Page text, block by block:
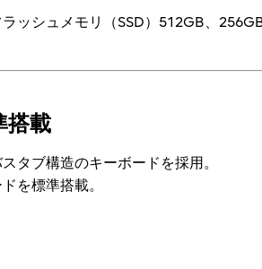
ッシュメモリ（SSD）512GB、
搭載
タブ構造のキーボードを採用。
を標準搭載。